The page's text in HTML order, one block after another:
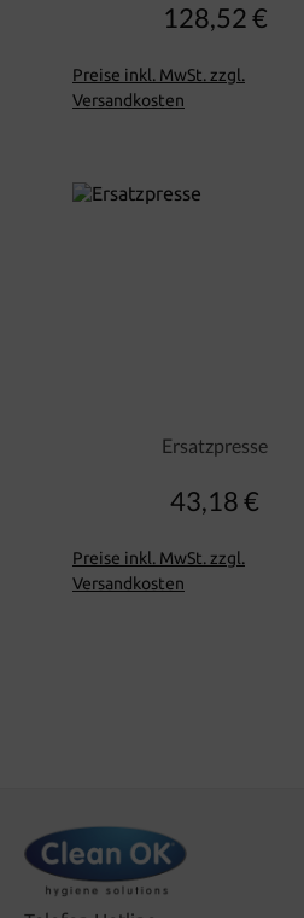
Regulärer Preis:
128,52 €
Preise inkl. MwSt. zzgl.
Versandkosten
Ersatzpresse
Regulärer Preis:
43,18 €
Preise inkl. MwSt. zzgl.
Versandkosten